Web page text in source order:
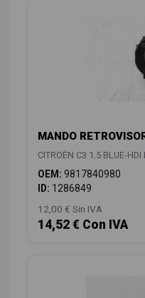
MANDO
CITROËN C3 1.5 BLUE-HDI
OEM: 9817840980
ID: 1286849
12,00 € Sin IVA
14,52 € Con IVA